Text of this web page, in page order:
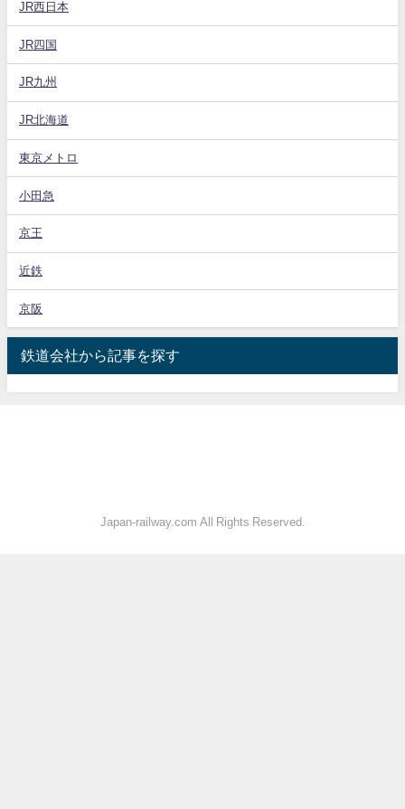
JR西日本
JR四国
JR九州
JR北海道
東京メトロ
小田急
京王
近鉄
京阪
鉄道会社から記事を探す
Japan-railway.com All Rights Reserved.